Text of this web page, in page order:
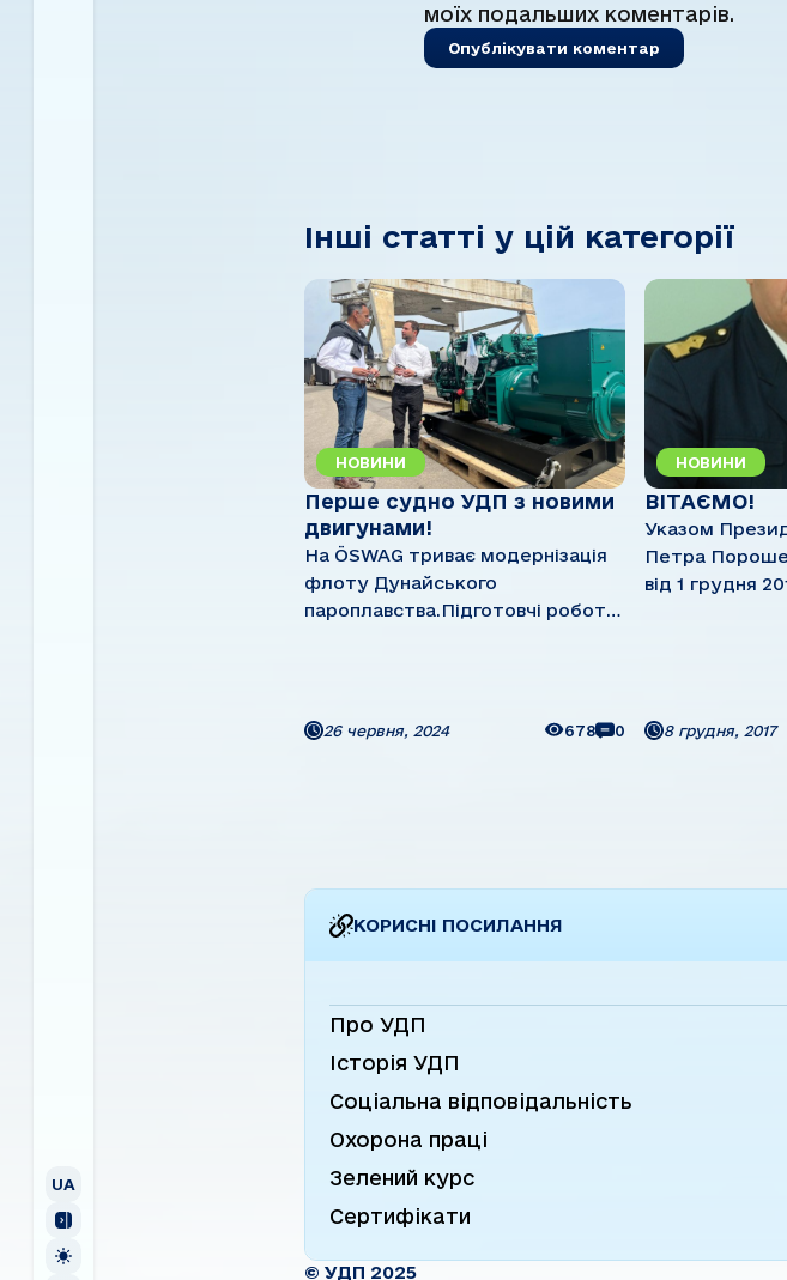
UAEN
моїх подальших коментарів.
Інші статті у цій категорії
НОВИНИ
Перше судно УДП з новими
двигунами!
На ÖSWAG триває модернізація
флоту Дунайського
пароплавства.Підготовчі роботи
вихлопних газів з додаванням
26 червня, 2024 678 0
НОВИНИ
ВІТАЄМО!
Указом
Петра
від 1 грудня
Акта8 грудня, 2017
КОРИСНІ ПОСИЛАННЯ
Про УДП
Історія УДП
Соціальна відповідальність
Охорона праці
Зелений курс
Сертифікати
© УДП 2025